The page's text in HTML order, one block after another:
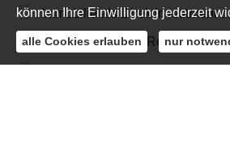
Immobilie als Direktinvestment
Fondsgebundene
können Ihre Einwilligung jederzeit
alle Cookies erlauben nur